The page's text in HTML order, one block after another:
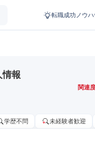
転職成功ノウハ
情報
関連
学歴不問 未経験者歓迎